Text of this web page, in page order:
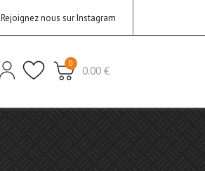
Rejoignez nous sur Instagram
0
0.00 €